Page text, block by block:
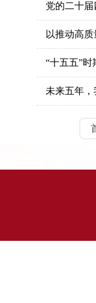
党的二十
以推动高
“十五五”
未来五年